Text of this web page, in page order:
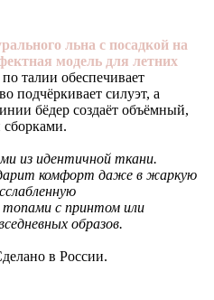
льна с посадкой на
модель для летних
талии обеспечивает
подчёркивает силуэт, а
бёдер создаёт объёмный,
из идентичной ткани.
комфорт даже в жаркую
с принтом или
образов.
в России.